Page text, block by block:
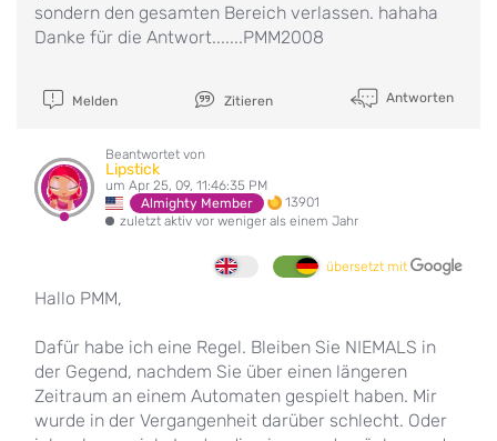
sondern den gesamten Bereich verlassen. hahaha
Danke für die Antwort.......PMM2008
Melden Zitieren Antworten
Beantwortet von
Lipstick
um Apr 25, 09, 11:46:35 PM
Almighty Member
13901
zuletzt aktiv vor weniger als einem Jahr
übersetzt mit
Hallo PMM,
Dafür habe ich eine Regel. Bleiben Sie NIEMALS in
der Gegend, nachdem Sie über einen längeren
Zeitraum an einem Automaten gespielt haben. Mir
wurde in der Vergangenheit darüber schlecht. Oder